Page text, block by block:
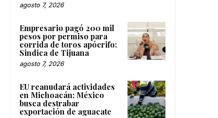
agosto 7, 2026
Empresario pagó 200 mil
pesos por permiso para
corrida de toros apócrifo:
Sindica de Tijuana
agosto 7, 2026
EU reanudará actividades
en Michoacán; México
busca destrabar
exportación de aguacate